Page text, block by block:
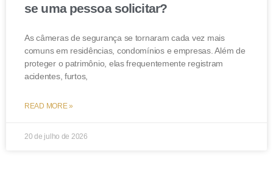
se uma pessoa solicitar?
As câmeras de segurança se tornaram cada vez mais
comuns em residências, condomínios e empresas. Além de
proteger o patrimônio, elas frequentemente registram
acidentes, furtos,
READ MORE »
20 de julho de 2026